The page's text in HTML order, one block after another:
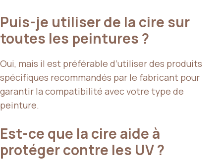
Puis-je utiliser de la cire sur
toutes les peintures ?
Oui, mais il est préférable d’utiliser des produits
spécifiques recommandés par le fabricant pour
garantir la compatibilité avec votre type de
peinture.
Est-ce que la cire aide à
protéger contre les UV ?